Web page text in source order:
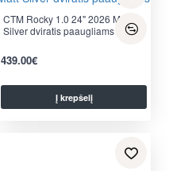
CTM Rocky 1.0 24" 2026 Matt
Silver dviratis paaugliams
439.00€
Į krepšelį